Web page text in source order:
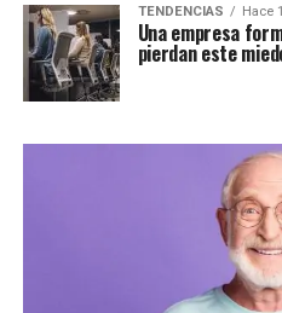
TENDENCIAS Hace
Una empresa
pierdan este